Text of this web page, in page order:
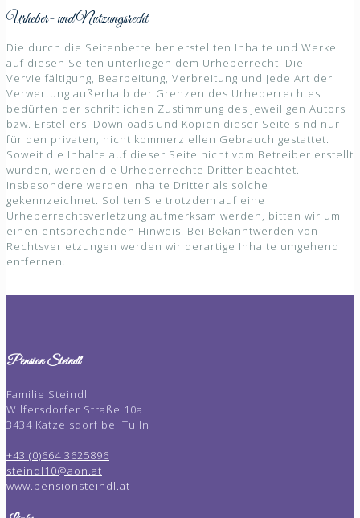
Urheber- und Nutzungsrecht
Die durch die Seitenbetreiber erstellten Inhalte und Werke
auf diesen Seiten unterliegen dem Urheberrecht. Die
Vervielfältigung, Bearbeitung, Verbreitung und jede Art der
Verwertung außerhalb der Grenzen des Urheberrechtes
bedürfen der schriftlichen Zustimmung des jeweiligen Autors
bzw. Erstellers. Downloads und Kopien dieser Seite sind nur
für den privaten, nicht kommerziellen Gebrauch gestattet.
Soweit die Inhalte auf dieser Seite nicht vom Betreiber erstellt
wurden, werden die Urheberrechte Dritter beachtet.
Insbesondere werden Inhalte Dritter als solche
gekennzeichnet. Sollten Sie trotzdem auf eine
Urheberrechtsverletzung aufmerksam werden, bitten wir um
einen entsprechenden Hinweis. Bei Bekanntwerden von
Rechtsverletzungen werden wir derartige Inhalte umgehend
entfernen.
Pension Steindl
Familie Steindl
Wilfersdorfer Straße 10a
3434 Katzelsdorf bei Tulln
+43 (0)664 3625896
steindl10@aon.at
www.pensionsteindl.at